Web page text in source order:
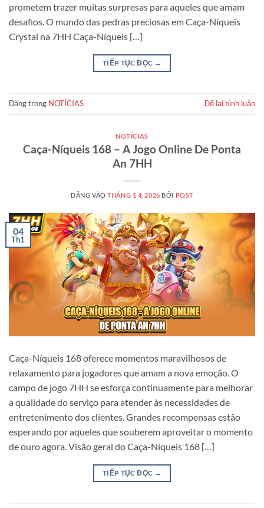
prometem trazer muitas surpresas para aqueles que amam
desafios. O mundo das pedras preciosas em Caça-Níqueis
Crystal na 7HH Caça-Níqueis […]
TIẾP TỤC ĐỌC →
Đăng trong NOTÍCIAS Để lại bình luận
NOTÍCIAS
Caça-Níqueis 168 – A Jogo Online De Ponta
An 7HH
ĐĂNG VÀOTHÁNG 1 4, 2026 BỞI POST
04
Th1
Caça-Níqueis 168 oferece momentos maravilhosos de
relaxamento para jogadores que amam a nova emoção. O
campo de jogo 7HH se esforça continuamente para melhorar
a qualidade do serviço para atender às necessidades de
entretenimento dos clientes. Grandes recompensas estão
esperando por aqueles que souberem aproveitar o momento
de ouro agora. Visão geral do Caça-Níqueis 168 […]
TIẾP TỤC ĐỌC →